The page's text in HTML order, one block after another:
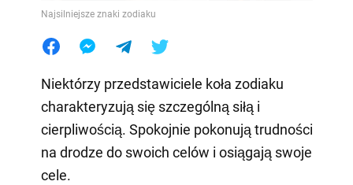
Najsilniejsze znaki zodiaku
Niektórzy przedstawiciele koła zodiaku
charakteryzują się szczególną siłą i
cierpliwością. Spokojnie pokonują trudności
na drodze do swoich celów i osiągają swoje
cele.